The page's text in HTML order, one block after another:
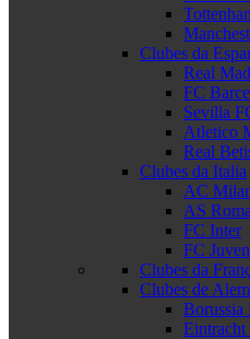
Clubes da
Real
FC
Sevilla
Atletico
Real
Clubes da Italia
AC
AS Roma
FC Inter
FC
Clubes da
Clubes de
Borussia